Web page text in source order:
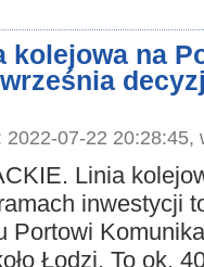
kolejowa na
2022-07-22 20:28:45,
Linia
inwestycji
Portowi
Łodzi. To ok.